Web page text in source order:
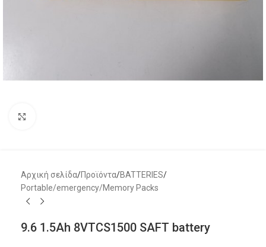
Αρχική σελίδα/Προϊόντα/BATTERIES/
Portable/emergency/Memory Packs
9.6 1.5Ah 8VTCS1500 SAFT battery